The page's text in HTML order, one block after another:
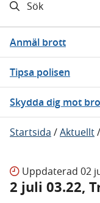
Sök
Anmäl brott
Tipsa polisen
Skydda dig mot
Startsida /Aktuellt/
Uppdaterad 02
2 juli 03.22,